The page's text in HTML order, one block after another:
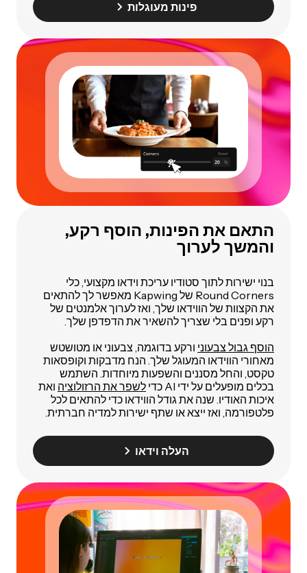
פינות מעוגלות
התאם את הפינות, הוסף רקע,
והמשך לערוך
בנוי ישירות לתוך סטודיו עריכת וידאו מקצועי, כלי
Round Corners של Kapwing מאפשר לך להתאים
את הקצוות של הווידאו שלך, ואז לערוך אלמנטים של
רקע ופנים בלי שצריך להשאיר את הדפדפן שלך.
הוסף גבול צבעוני ורקע בדוגמה, צבעוני או מטושטש
מאחורי הווידאו המעוגל שלך. הנח מדבקות וקופסאות
טקסט, והחל מסננים והשפעות מיוחדות. השתמש
בכלים מופעלים על ידי AI כדי
לשפר את הרזולוציה ואת
איכות האודיו. שנה את גודל הווידאו כדי להתאים לכל
פלטפורמה, ואז ייצא או שתף ישירות למדיה חברתית.
העלה וידאו